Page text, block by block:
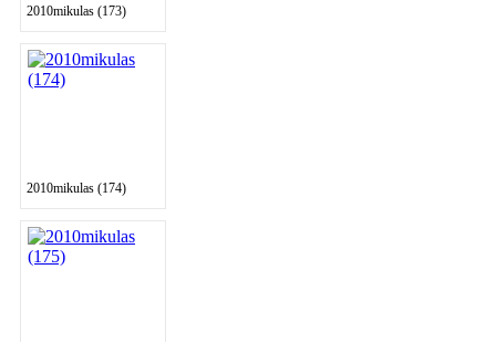
2010mikulas (173)
2010mikulas (174)